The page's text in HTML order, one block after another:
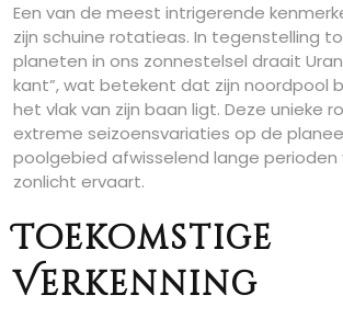
Een van de meest intrigerende
zijn schuine rotatieas. In tegenstelling
planeten in ons zonnestelsel draait
kant”, wat betekent dat zijn noordpool
het vlak van zijn baan ligt. Deze unieke
extreme seizoensvariaties op de
poolgebied afwisselend lange perioden
zonlicht ervaart.
Toekomstige
Verkenning